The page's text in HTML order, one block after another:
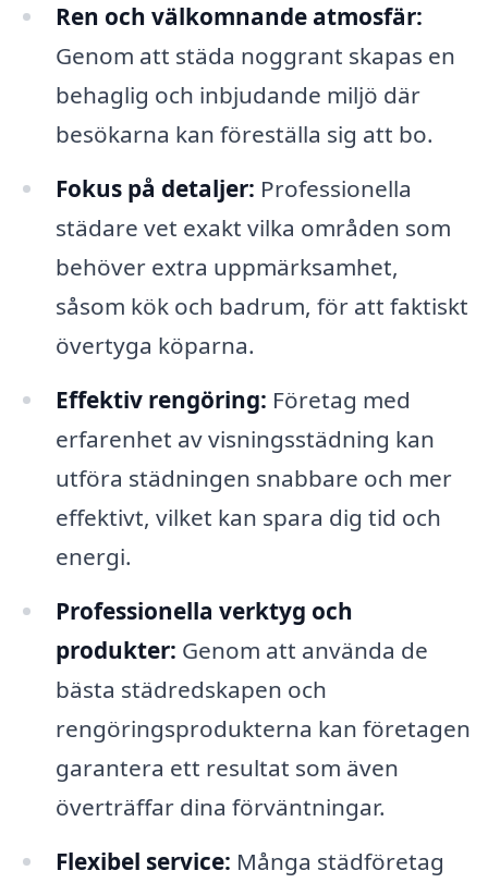
Ren och välkomnande atmosfär:
Genom att städa noggrant skapas en
behaglig och inbjudande miljö där
besökarna kan föreställa sig att bo.
Fokus på detaljer: Professionella
städare vet exakt vilka områden som
behöver extra uppmärksamhet,
såsom kök och badrum, för att faktiskt
övertyga köparna.
Effektiv rengöring: Företag med
erfarenhet av visningsstädning kan
utföra städningen snabbare och mer
effektivt, vilket kan spara dig tid och
energi.
Professionella verktyg och
produkter: Genom att använda de
bästa städredskapen och
rengöringsprodukterna kan företagen
garantera ett resultat som även
överträffar dina förväntningar.
Flexibel service: Många städföretag